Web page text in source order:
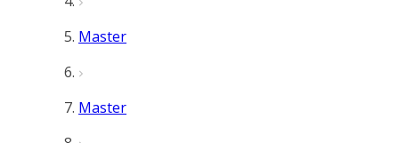
Master
Master